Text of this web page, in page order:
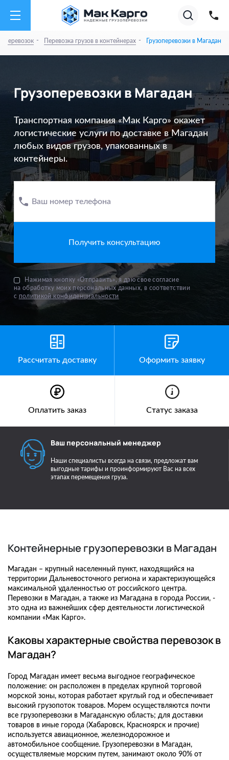
01.08.26
на
Август
Супер тарифы на
✕
- Перевозка грузов в контейнерах - Грузоперевозки в Магадан
Грузоперевозки в Магадан
Транспортная компания «Мак Карго» окажет
логистические услуги по доставке в Магадан
любых видов грузов, упакованных в
контейнеры.
Ваш номер телефона
Нажимая кнопку «Отправить», я даю свое согласие
на обработку моих персональных данных, в соответствии
с политикой конфиденциальности
Рассчитать доставку Оформить заявку
Оплатить заказ Статус заказа
Ваш персональный менеджер
Наши специалисты всегда на связи, предложат вам
выгодные тарифы и проинформируют Вас на всех
этапах перемещения груза.
Контейнерные грузоперевозки в Магадан
Магадан – крупный населенный пункт, находящийся на
территории Дальневосточного региона и характеризующейся
максимальной удаленностью от российского центра.
Перевозки в Магадан, а также из Магадана в города России, -
это одна из важнейших сфер деятельности логистической
компании «Мак Карго».
Каковы характерные свойства перевозок в
Магадан?
Город Магадан имеет весьма выгодное географическое
положение: он расположен в пределах крупной торговой
морской зоны, которая работает круглый год и обеспечивает
высокий грузопоток товаров. Морем осуществляются почти
все грузоперевозки в Магаданскую область; для доставки
товаров в иные города (Хабаровск, Красноярск и прочие)
используется авиационное, железнодорожное и
автомобильное сообщение. Грузоперевозки в Магадан,
осуществляемые морским путем, занимают около 90% от